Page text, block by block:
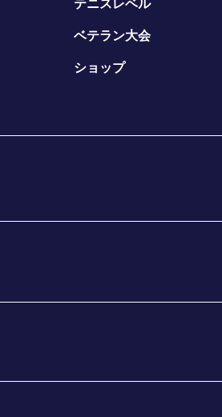
テニスレベル
ベテラン大会
ショップ